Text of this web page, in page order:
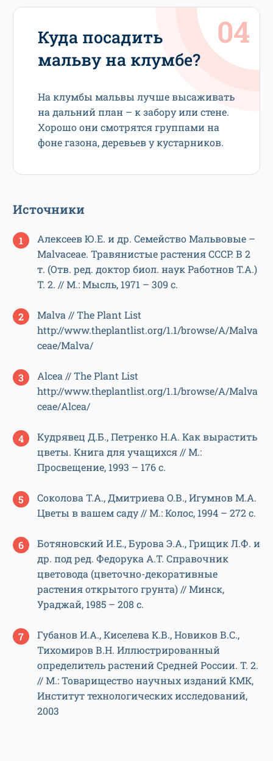
Куда посадить
мальву на клумбе?
На клумбы мальвы лучше высаживать
на дальний план – к забору или стене.
Хорошо они смотрятся группами на
фоне газона, деревьев у кустарников.
Источники
Алексеев Ю.Е. и др. Семейство Мальвовые –
Malvaceae. Травянистые растения СССР. В 2
т. (Отв. ред. доктор биол. наук Работнов Т.А.)
Т. 2. // М.: Мысль, 1971 – 309 с.
Malva // The Plant List
http://www.theplantlist.org/1.1/browse/A/Malva
ceae/Malva/
Alcea // The Plant List
http://www.theplantlist.org/1.1/browse/A/Malva
ceae/Alcea/
Кудрявец Д.Б., Петренко Н.А. Как вырастить
цветы. Книга для учащихся // М.:
Просвещение, 1993 – 176 с.
Соколова Т.А., Дмитриева О.В., Игумнов М.А.
Цветы в вашем саду // М.: Колос, 1994 – 272 с.
Ботяновский И.Е., Бурова Э.А., Грищик Л.Ф. и
др. под ред. Федорука А.Т. Справочник
цветовода (цветочно-декоративные
растения открытого грунта) // Минск,
Ураджай, 1985 – 208 с.
Губанов И.А., Киселева К.В., Новиков В.С.,
Тихомиров В.Н. Иллюстрированный
определитель растений Средней России. Т. 2.
// М.: Товарищество научных изданий КМК,
Институт технологических исследований,
2003